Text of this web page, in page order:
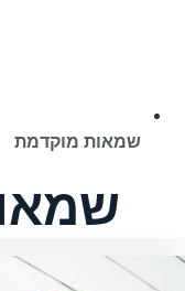
שמאות מוקדמת